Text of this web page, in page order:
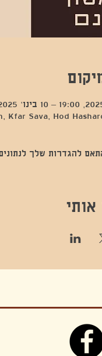
Kfar Sava, Hod
להגדרות שלך לנתונים